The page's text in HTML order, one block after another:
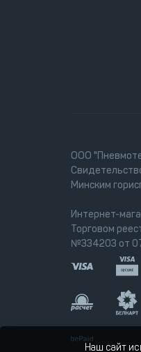
ООО
Минским
Интернет-
Торговом
№334203 от
Наш сайт